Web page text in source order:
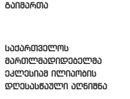
გაიმართა
საქართველოს
მართლმადიდებელმა
ეკლესიამ ილიაობის
დღესასწაული აღნიშნა